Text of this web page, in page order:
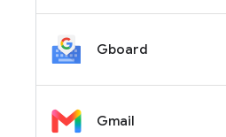
Gboard
Gmail